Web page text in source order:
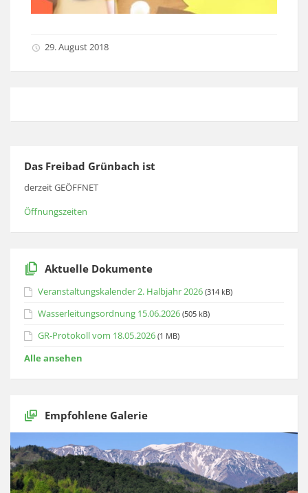
29. August 2018
Das Freibad Grünbach ist
derzeit GEÖFFNET
Öffnungszeiten
Aktuelle Dokumente
Veranstaltungskalender 2. Halbjahr 2026 (314 kB)
Wasserleitungsordnung 15.06.2026 (505 kB)
GR-Protokoll vom 18.05.2026 (1 MB)
Alle ansehen
Empfohlene Galerie